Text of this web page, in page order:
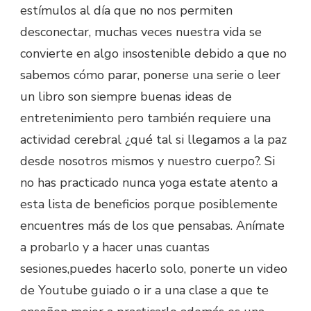
estímulos al día que no nos permiten
desconectar, muchas veces nuestra vida se
convierte en algo insostenible debido a que no
sabemos cómo parar, ponerse una serie o leer
un libro son siempre buenas ideas de
entretenimiento pero también requiere una
actividad cerebral ¿qué tal si llegamos a la paz
desde nosotros mismos y nuestro cuerpo?. Si
no has practicado nunca yoga estate atento a
esta lista de beneficios porque posiblemente
encuentres más de los que pensabas. Anímate
a probarlo y a hacer unas cuantas
sesiones,puedes hacerlo solo, ponerte un video
de Youtube guiado o ir a una clase a que te